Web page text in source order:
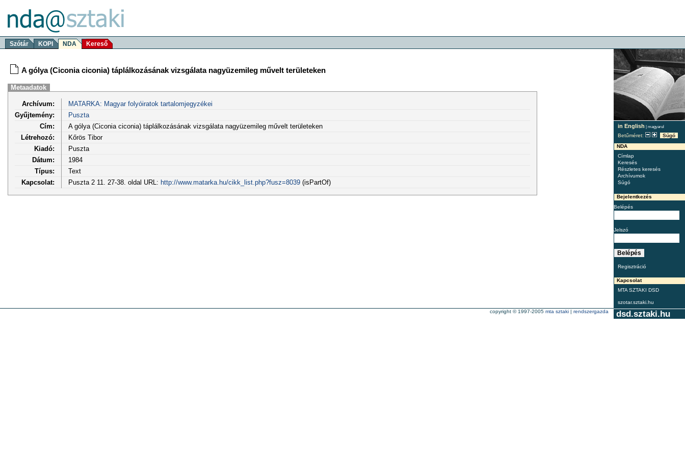
Szótár KOPI NDA Kereső
in English | magyarul
Betűméret:
Súgó
NDA
Címlap
Keresés
Részletes keresés
Archívumok
Súgó
Bejelentkezés
Belépés
Jelszó
Regisztráció
Kapcsolat
MTA SZTAKI DSD
szotar.sztaki.hu
A gólya (Ciconia ciconia) táplálkozásának vizsgálata nagyüzemileg művelt területeken
Metaadatok
Archívum:
MATARKA: Magyar folyóiratok tartalomjegyzékei
Gyűjtemény:
Puszta
Cím:
A gólya (Ciconia ciconia) táplálkozásának vizsgálata nagyüzemileg művelt területeken
Létrehozó:
Kőrös Tibor
Kiadó:
Puszta
Dátum:
1984
Típus:
Text
Kapcsolat:
Puszta 2 11. 27-38. oldal URL: http://www.matarka.hu/cikk_list.php?fusz=8039(isPartOf)
dsd.sztaki.hu
copyright © 1997-2005 mta sztaki | rendszergazda